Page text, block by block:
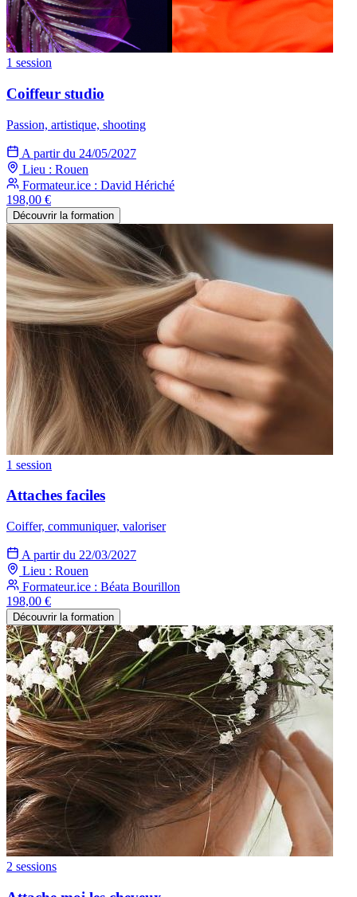
1 session
Coiffeur studio
Passion, artistique, shooting
A partir du 24/05/2027
Lieu : Rouen
Formateur.ice : David Hériché
198,00 €
Découvrir la formation
1 session
Attaches faciles
Coiffer, communiquer, valoriser
A partir du 22/03/2027
Lieu : Rouen
Formateur.ice : Béata Bourillon
198,00 €
Découvrir la formation
2 sessions